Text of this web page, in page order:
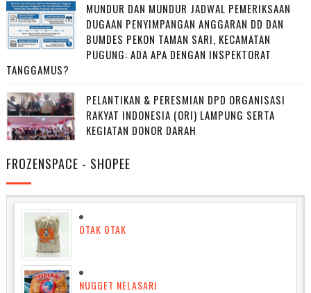
MUNDUR DAN MUNDUR JADWAL PEMERIKSAAN
DUGAAN PENYIMPANGAN ANGGARAN DD DAN
BUMDES PEKON TAMAN SARI, KECAMATAN
PUGUNG: ADA APA DENGAN INSPEKTORAT
TANGGAMUS?
PELANTIKAN & PERESMIAN DPD ORGANISASI
RAKYAT INDONESIA (ORI) LAMPUNG SERTA
KEGIATAN DONOR DARAH
FROZENSPACE - SHOPEE
OTAK OTAK
NUGGET NELASARI